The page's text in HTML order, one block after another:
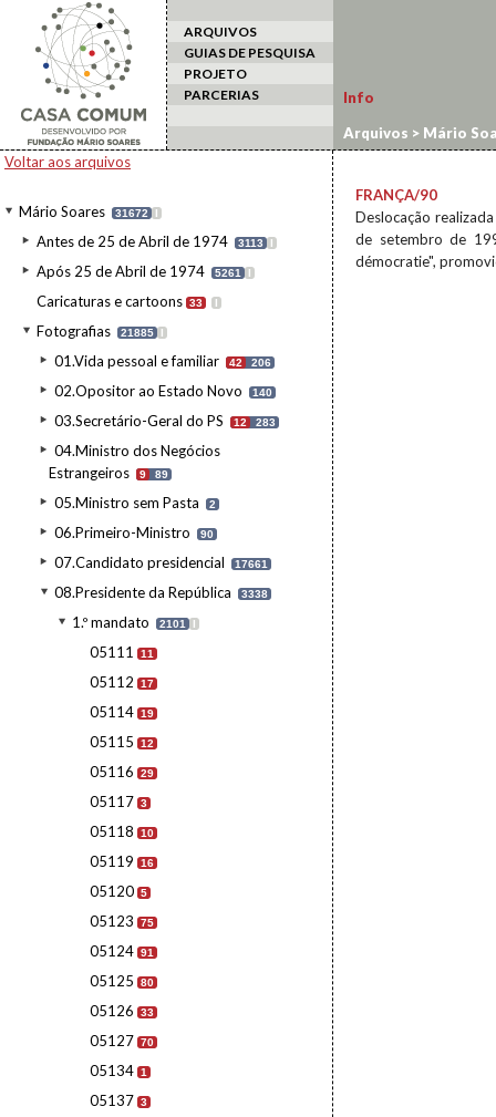
ARQUIVOS
GUIAS DE PESQUISA
PROJETO
PARCERIAS
Voltar aos arquivos
Mário Soares 31672 I
Antes de 25 de Abril de 1974 3113 I
Após 25 de Abril de 1974 5261 I
Caricaturas e cartoons 33 I
Fotografias 21885 I
01.Vida pessoal e familiar 42 206
02.Opositor ao Estado Novo 140
03.Secretário-Geral do PS 12 283
04.Ministro dos Negócios
Estrangeiros
9 89
05.Ministro sem Pasta 2
06.Primeiro-Ministro 90
07.Candidato presidencial 17661
08.Presidente da República 3338
1.º mandato 2101 I
05111 11
05112 17
05114 19
05115 12
05116 29
05117 3
05118 10
05119 16
05120 5
05123 75
05124 91
05125 80
05126 33
05127 70
05134 1
05137 3
Info
Arquivos > Mário
estrangeiro>
FRANÇA/90
Deslocação
de setembro de
démocratie",